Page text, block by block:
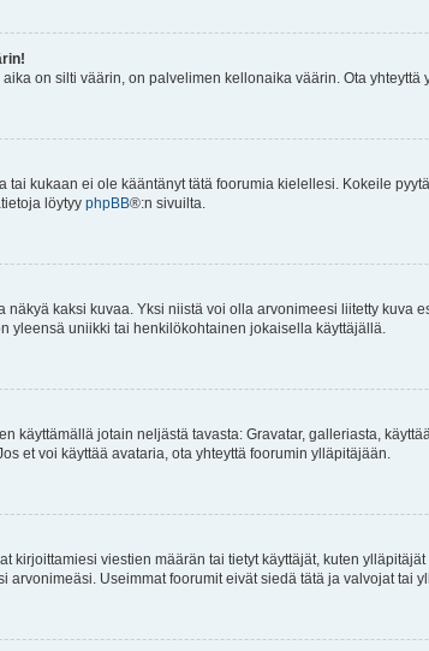
on silti väärin, on palvelimen kellonaika väärin. Ota yhteyttä
kukaan ei ole kääntänyt tätä foorumia kielellesi. Kokeile
löytyy phpBB®:n sivuilta.
kaksi kuvaa. Yksi niistä voi olla arvonimeesi liitetty
yleensä uniikki tai henkilökohtainen jokaisella käyttäjällä.
käyttämällä jotain neljästä tavasta: Gravatar, galleriasta,
et voi käyttää avataria, ota yhteyttä foorumin ylläpitäjään.
kirjoittamiesi viestien määrän tai tietyt käyttäjät, kuten
Useimmat foorumit eivät siedä tätä ja valvojat tai